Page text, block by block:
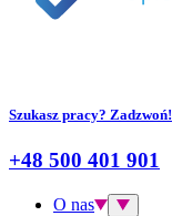
Szukasz pracy? Zadzwoń!
+48 500 401 901
O nas